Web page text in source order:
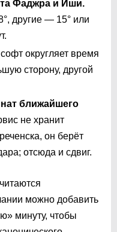
Фаджра и Иши.
другие — 15° или
округляет время
сторону, другой
ближайшего
не хранит
он берёт
отсюда и сдвиг.
можно добавить
минуту, чтобы